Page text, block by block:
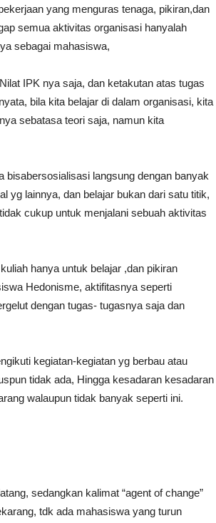
yang menguras tenaga, pikiran,dan
semua aktivitas organisasi hanyalah
sebagai mahasiswa,
IPK nya saja, dan ketakutan atas tugas
bila kita belajar di dalam organisasi, kita
sebatasa teori saja, namun kita
langsung dengan banyak
yg lainnya, dan belajar bukan dari satu titik,
cukup untuk menjalani sebuah aktivitas
hanya untuk belajar ,dan pikiran
Hedonisme, aktifitasnya seperti
dengan tugas- tugasnya saja dan
kegiatan-kegiatan yg berbau atau
tidak ada, Hingga kesadaran kesadaran
walaupun tidak banyak seperti ini.‎
sedangkan kalimat “agent of change”
tdk ada mahasiswa yang turun